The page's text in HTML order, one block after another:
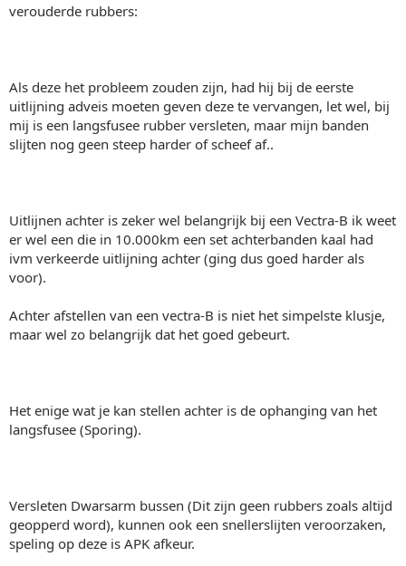
verouderde rubbers:
Als deze het probleem zouden zijn, had hij bij de eerste
uitlijning adveis moeten geven deze te vervangen, let wel, bij
mij is een langsfusee rubber versleten, maar mijn banden
slijten nog geen steep harder of scheef af..
Uitlijnen achter is zeker wel belangrijk bij een Vectra-B ik weet
er wel een die in 10.000km een set achterbanden kaal had
ivm verkeerde uitlijning achter (ging dus goed harder als
voor).
Achter afstellen van een vectra-B is niet het simpelste klusje,
maar wel zo belangrijk dat het goed gebeurt.
Het enige wat je kan stellen achter is de ophanging van het
langsfusee (Sporing).
Versleten Dwarsarm bussen (Dit zijn geen rubbers zoals altijd
geopperd word), kunnen ook een snellerslijten veroorzaken,
speling op deze is APK afkeur.